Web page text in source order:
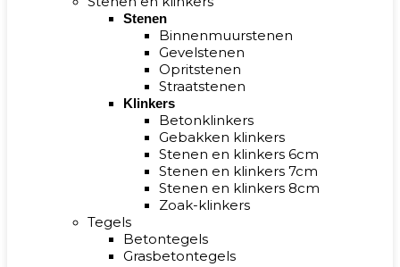
Stenen
Binnenmuurstenen
Gevelstenen
Opritstenen
Straatstenen
Klinkers
Betonklinkers
Gebakken klinkers
Stenen en klinkers 6cm
Stenen en klinkers 7cm
Stenen en klinkers 8cm
Zoak-klinkers
Tegels
Betontegels
Grasbetontegels